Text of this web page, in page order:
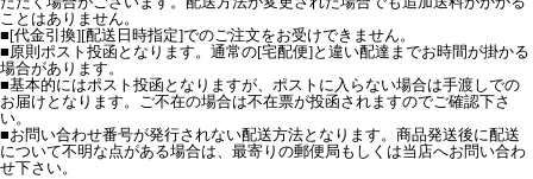
ことはありません。
■[代金引換][配送日時指定]でのご注文をお受けできません。
■原則ポスト投函となります。通常の[宅配便]と違い配達までお時間が掛かる
場合があります。
■基本的にはポスト投函となりますが、ポストに入らない場合は手渡しでの
お届けとなります。ご不在の場合は不在票が投函されますのでご確認下さ
い。
■お問い合わせ番号が発行されない配送方法となります。商品発送後に配送
について不明な点がある場合は、最寄りの郵便局もしくは当店へお問い合わ
せ下さい。